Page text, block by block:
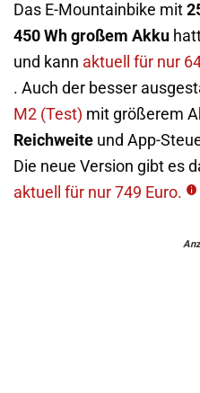
Das E-Mountainbike mit
450 Wh großem Akku
und kann aktuell für nur
. Auch der besser
M2 (Test) mit größerem
Reichweite und App-
Die neue Version gibt es
aktuell für nur 749 Euro.